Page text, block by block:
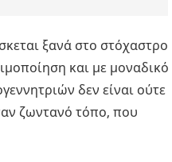
ξανά στο στόχαστρο
και με μοναδικό
δεν είναι ούτε
ζωντανό τόπο, που